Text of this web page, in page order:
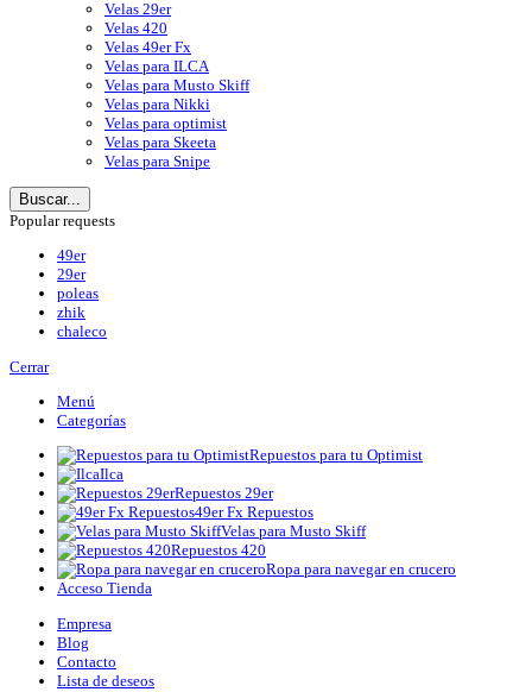
Velas 29er
Velas 420
Velas 49er Fx
Velas para ILCA
Velas para Musto Skiff
Velas para Nikki
Velas para optimist
Velas para Skeeta
Velas para Snipe
Buscar...
Popular requests
49er
29er
poleas
zhik
chaleco
Cerrar
Menú
Categorías
Repuestos para tu Optimist
Ilca
Repuestos 29er
49er Fx Repuestos
Velas para Musto Skiff
Repuestos 420
Ropa para navegar en crucero
Acceso Tienda
Empresa
Blog
Contacto
Lista de deseos